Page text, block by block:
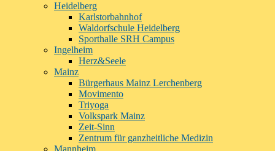
Heidelberg
Karlstorbahnhof
Waldorfschule Heidelberg
Sporthalle SRH Campus
Ingelheim
Herz&Seele
Mainz
Bürgerhaus Mainz Lerchenberg
Movimento
Triyoga
Volkspark Mainz
Zeit-Sinn
Zentrum für ganzheitliche Medizin
Mannheim